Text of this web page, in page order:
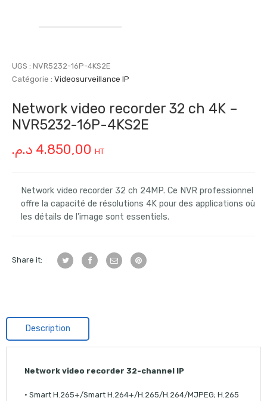
UGS : NVR5232-16P-4KS2E
Catégorie : Videosurveillance IP
Network video recorder 32 ch 4K –
NVR5232-16P-4KS2E
4.850,00 د.م. HT
Network video recorder 32 ch 24MP. Ce NVR professionnel
offre la capacité de résolutions 4K pour des applications où
les détails de l’image sont essentiels.
Share it:
Description
Network video recorder 32-channel IP
· Smart H.265+/Smart H.264+/H.265/H.264/MJPEG; H.265